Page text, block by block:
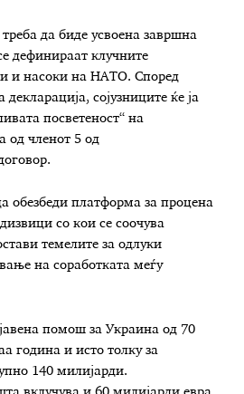
да биде усвоена завршна
дефинираат клучните
и насоки на НАТО. Според
сојузниците ќе ја
посветеност“ на
од членот 5 од
обезбеди платформа за процена
со кои се соочува
темелите за одлуки
на соработката меѓу
помош за Украина од 70
година и исто толку за
140 милијарди.